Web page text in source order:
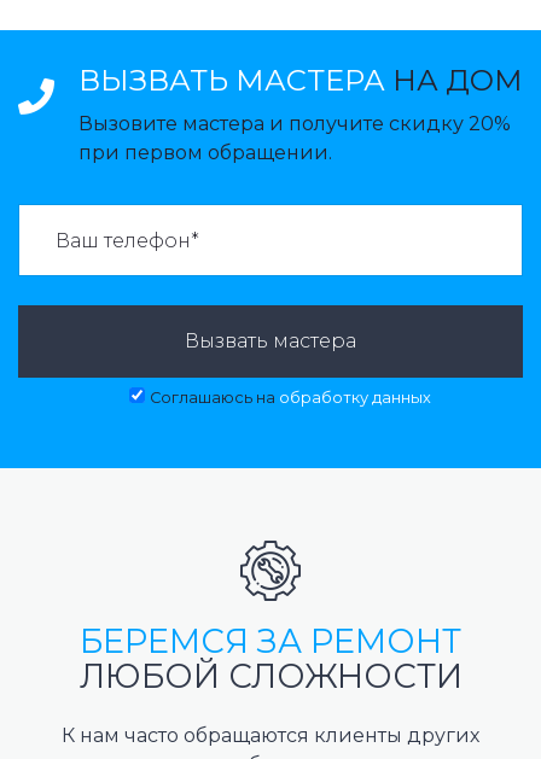
ВЫЗВАТЬ МАСТЕРА НА ДОМ
Вызовите мастера и получите скидку 20%
при первом обращении.
Вызвать мастера
Соглашаюсь на обработку данных
БЕРЕМСЯ ЗА РЕМОНТ
ЛЮБОЙ СЛОЖНОСТИ
К нам часто обращаются клиенты других